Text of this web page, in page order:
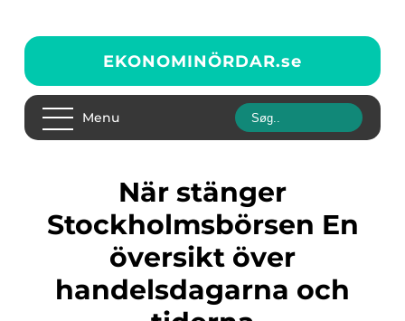
EKONOMINÖRDAR.se
Menu
När stänger
Stockholmsbörsen En
översikt över
handelsdagarna och